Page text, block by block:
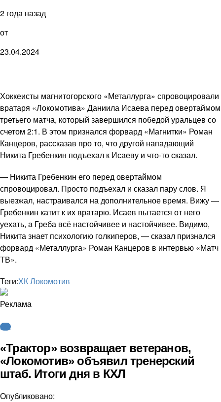
2 года назад
от
23.04.2024
Хоккеисты магнитогорского «Металлурга» спровоцировали
вратаря «Локомотива» Даниила Исаева перед овертаймом
третьего матча, который завершился победой уральцев со
счетом 2:1. В этом признался форвард «Магнитки» Роман
Канцеров, рассказав про то, что другой нападающий
Никита Гребенкин подъехал к Исаеву и что-то сказал.
— Никита Гребенкин его перед овертаймом
спровоцировал. Просто подъехал и сказал пару слов. Я
выезжал, настраивался на дополнительное время. Вижу —
Гребенкин катит к их вратарю. Исаев пытается от него
уехать, а Греба всё настойчивее и настойчивее. Видимо,
Никита знает психологию голкиперов, — сказал признался
форвард «Металлурга» Роман Канцеров в интервью «Матч
ТВ».
Теги:ХК Локомотив
Реклама
КХЛ
«Трактор» возвращает ветеранов,
«Локомотив» объявил тренерский
штаб. Итоги дня в КХЛ
Опубликовано: